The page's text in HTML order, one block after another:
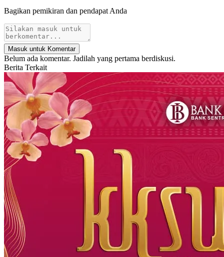
Bagikan pemikiran dan pendapat Anda
Masuk untuk Komentar
Belum ada komentar. Jadilah yang pertama berdiskusi.
Berita Terkait